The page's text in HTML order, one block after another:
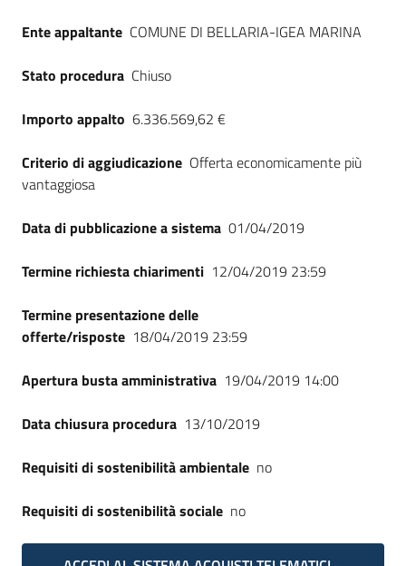
Ente appaltante COMUNE DI BELLARIA-IGEA MARINA
Stato procedura Chiuso
Importo appalto 6.336.569,62 €
Criterio di aggiudicazione Offerta economicamente più
vantaggiosa
Data di pubblicazione a sistema 01/04/2019
Termine richiesta chiarimenti 12/04/2019 23:59
Termine presentazione delle
offerte/risposte 18/04/2019 23:59
Apertura busta amministrativa 19/04/2019 14:00
Data chiusura procedura 13/10/2019
Requisiti di sostenibilità ambientale no
Requisiti di sostenibilità sociale no